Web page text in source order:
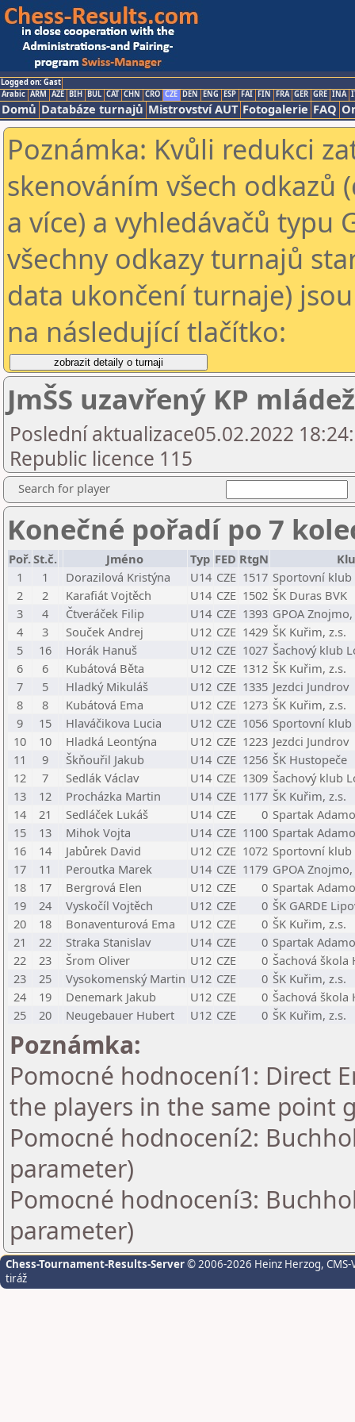
Logged on: Gast
Arabic ARM AZE BIH BUL CAT CHN CRO CZE DEN ENG ESP FAI FIN FRA GER GRE INA
Domů Databáze turnajů Mistrovství AUT Fotogalerie FAQ
Poznámka: Kvůli redukci
skenováním všech odkazů
a více) a vyhledávačů typu
všechny odkazy turnajů
data ukončení turnaje)
na následující tlačítko:
JmŠS uzavřený KP
Poslední aktualizace05.02.2022
Republic licence 115
Search for player
Konečné pořadí po 7
Poř.St.č. Jméno Typ FED RtgN
1
1 Dorazilová Kristýna U14 CZE 1517 Sportovní klub
2
2 Karafiát Vojtěch U14 CZE 1502 ŠK Duras BVK
3
4 Čtveráček Filip U14 CZE 1393 GPOA
4
3 Souček Andrej U12 CZE 1429 ŠK Kuřim, z.s.
5
16 Horák Hanuš U12 CZE 1027 Šachový klub
6
6 Kubátová Běta U12 CZE 1312 ŠK Kuřim, z.s.
7
5 Hladký Mikuláš U12 CZE 1335 Jezdci Jundrov
8
8 Kubátová Ema U12 CZE 1273 ŠK Kuřim, z.s.
9
15 Hlaváčikova Lucia U12 CZE 1056 Sportovní klub
10
10 Hladká Leontýna U12 CZE 1223 Jezdci Jundrov
11
9 Škňouřil Jakub U14 CZE 1256 ŠK Hustopeče
12
7 Sedlák Václav U14 CZE 1309 Šachový klub
13
12 Procházka Martin U14 CZE 1177 ŠK Kuřim, z.s.
14
21 Sedláček Lukáš U14 CZE 0 Spartak
15
13 Mihok Vojta U14 CZE 1100 Spartak
16
14 Jabůrek David U12 CZE 1072 Sportovní klub
17
11 Peroutka Marek U14 CZE 1179 GPOA
18
17 Bergrová Elen U12 CZE 0 Spartak
19
24 Vyskočíl Vojtěch U12 CZE 0 ŠK GARDE
20
18 Bonaventurová Ema U12 CZE 0 ŠK Kuřim, z.s.
21
22 Straka Stanislav U14 CZE 0 Spartak
22
23 Šrom Oliver U12 CZE 0 Šachová škola
23
25 Vysokomenský Martin U12 CZE 0 ŠK Kuřim, z.s.
24
19 Denemark Jakub U12 CZE 0 Šachová škola
25
20 Neugebauer Hubert U12 CZE 0 ŠK Kuřim, z.s.
Poznámka:
Pomocné hodnocení1: Direct
the players in the same point
Pomocné hodnocení2:
parameter)
Pomocné hodnocení3:
parameter)
Chess-Tournament-Results-Server© 2006-2026 Heinz Herzog,
tiráž